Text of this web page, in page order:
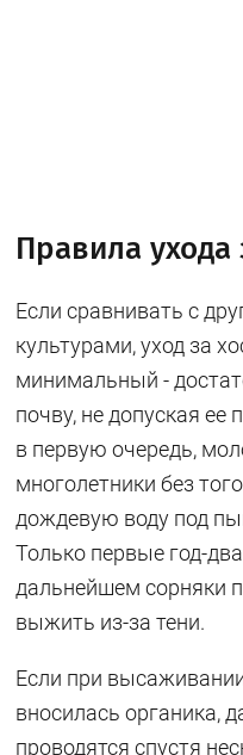
Правила ухода
Если сравнивать с
культурами, уход за
минимальный -
почву, не допуская ее
в первую очередь,
многолетники без
дождевую воду под
Только первые год-
дальнейшем сорняки
выжить из-за тени.
Если при
вносилась органика,
проводятся спустя